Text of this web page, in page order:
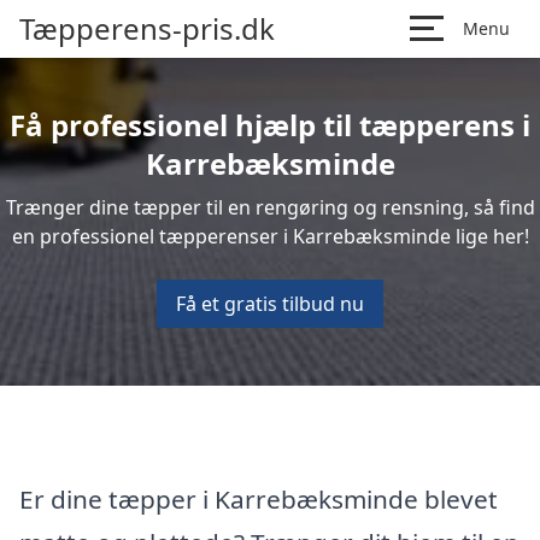
Tæpperens-pris.dk Menu
Få professionel hjælp til tæpperens i
Karrebæksminde
Trænger dine tæpper til en rengøring og rensning, så find
en professionel tæpperenser i Karrebæksminde lige her!
Få et gratis tilbud nu
Er dine tæpper i Karrebæksminde blevet